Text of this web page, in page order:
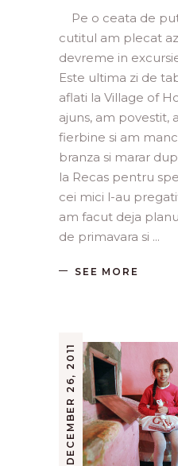
Pe o ceata de
cutitul am plecat
devreme in
Este ultima zi de
aflati la Village of
ajuns, am povestit,
fierbine si am
branza si marar
la Recas pentru
cei mici l-au
am facut deja
de primavara si
SEE MORE
DECEMBER 26, 2011